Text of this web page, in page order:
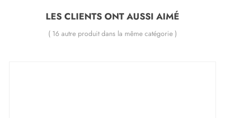
LES CLIENTS ONT AUSSI AIMÉ
( 16 autre produit dans la même catégorie )